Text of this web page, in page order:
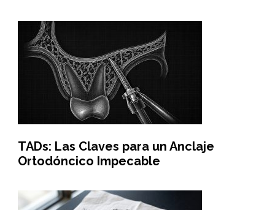
TADs: Las Claves para un Anclaje
Ortodóncico Impecable